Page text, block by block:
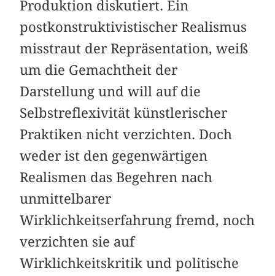
Produktion diskutiert. Ein
postkonstruktivistischer Realismus
misstraut der Repräsentation, weiß
um die Gemachtheit der
Darstellung und will auf die
Selbstreflexivität künstlerischer
Praktiken nicht verzichten. Doch
weder ist den gegenwärtigen
Realismen das Begehren nach
unmittelbarer
Wirklichkeitserfahrung fremd, noch
verzichten sie auf
Wirklichkeitskritik und politische